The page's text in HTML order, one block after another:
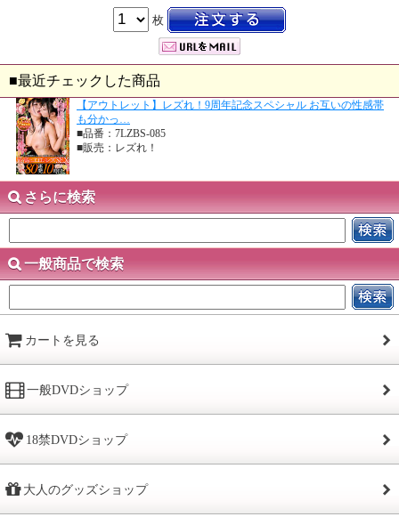
枚
■最近チェックした商品
【アウトレット】レズれ！9周年記念スペシャル お互いの性感帯
も分かっ…
■品番：7LZBS-085
■販売：レズれ！
さらに検索
一般商品で検索
カートを見る
一般DVDショップ
18禁DVDショップ
大人のグッズショップ